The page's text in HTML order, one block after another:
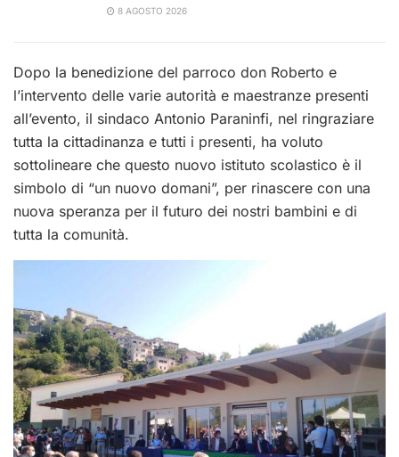
8 AGOSTO 2026
Dopo la benedizione del parroco don Roberto e
l’intervento delle varie autorità e maestranze presenti
all’evento, il sindaco Antonio Paraninfi, nel ringraziare
tutta la cittadinanza e tutti i presenti, ha voluto
sottolineare che questo nuovo istituto scolastico è il
simbolo di “un nuovo domani”, per rinascere con una
nuova speranza per il futuro dei nostri bambini e di
tutta la comunità.